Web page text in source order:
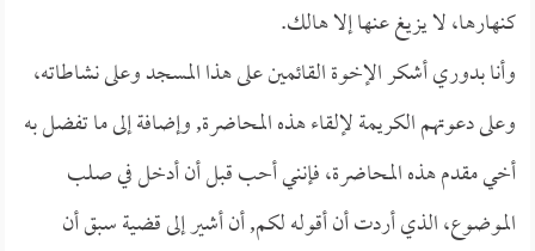
كنهارها، لا يزيغ عنها إلا هالك.
وأنا بدوري أشكر الإخوة القائمين على هذا المسجد وعلى نشاطاته،
وعلى دعوتهم الكريمة لإلقاء هذه المحاضرة, وإضافة إلى ما تفضل به
أخي مقدم هذه المحاضرة، فإنني أحب قبل أن أدخل في صلب
الموضوع، الذي أردت أن أقوله لكم, أن أشير إلى قضية سبق أن